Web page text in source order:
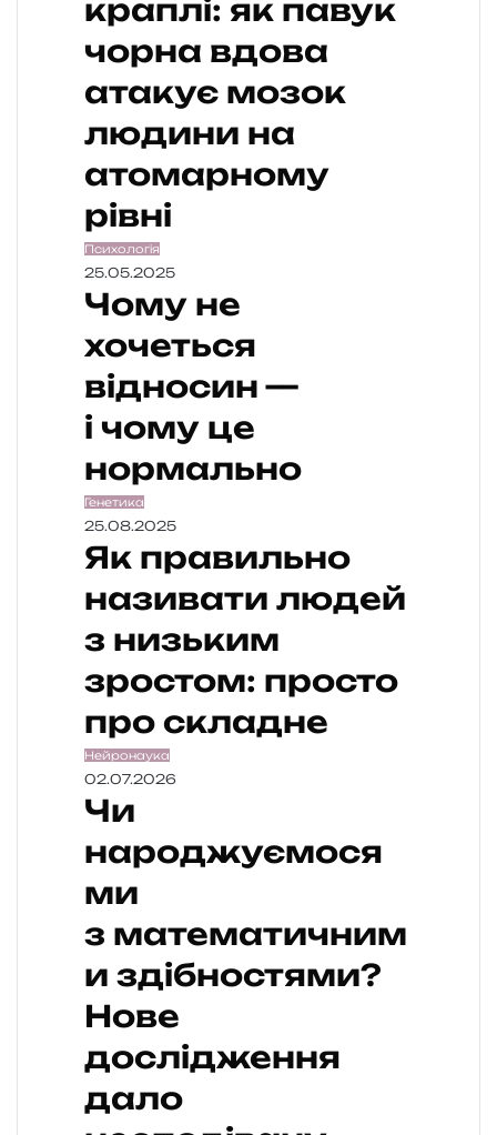
краплі: як павук
чорна вдова
атакує мозок
людини на
атомарному
рівні
Психологія
25.05.2025
Чому не
хочеться
відносин —
і чому це
нормально
Генетика
25.08.2025
Як правильно
називати людей
з низьким
зростом: просто
про складне
Нейронаука
02.07.2026
Чи
народжуємося
ми
з математичним
и здібностями?
Нове
дослідження
дало